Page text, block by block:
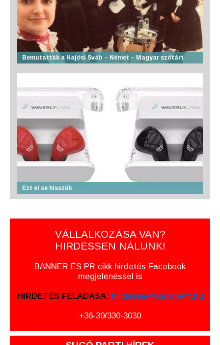
Bemutatták a Hajósi Sváb – Német – Magyar szótárt
Ezt el se hisszük
VÁLLALKOZÁSA VAN?
HIRDESSEN NÁLUNK!
BANNER ÉS PR cikk hirdetés Facebook
megjelenéssel is
HIRDETÉS FELADÁSA: hirdetes@sugopart.hu
+36-30/330-3030